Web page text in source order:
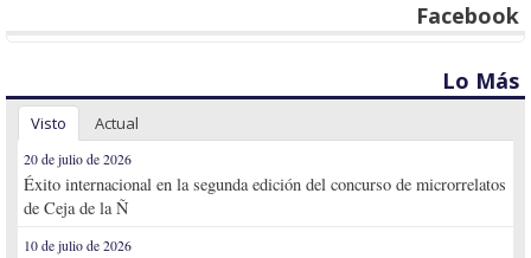
Facebook
Lo Más
Visto Actual
20 de julio de 2026
Éxito internacional en la segunda edición del concurso de microrrelatos
de Ceja de la Ñ
10 de julio de 2026